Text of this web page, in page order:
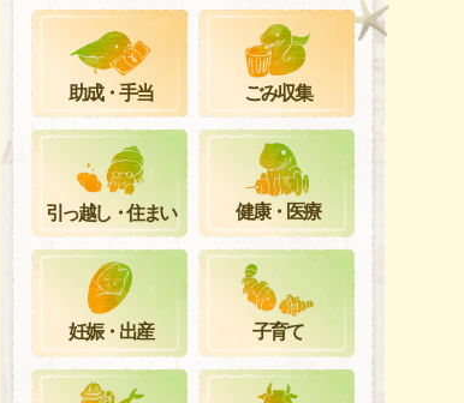
助成・手当 ごみ収集
引っ越し・住まい 健康・医療
妊娠・出産 子育て